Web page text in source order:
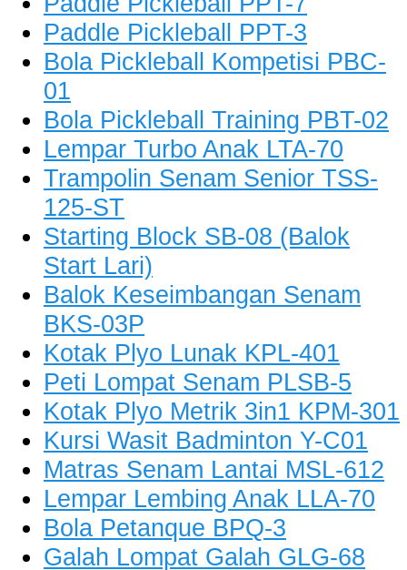
Paddle Pickleball PPT-3
Bola Pickleball Kompetisi PBC-
01
Bola Pickleball Training PBT-02
Lempar Turbo Anak LTA-70
Trampolin Senam Senior TSS-
125-ST
Starting Block SB-08 (Balok
Start Lari)
Balok Keseimbangan Senam
BKS-03P
Kotak Plyo Lunak KPL-401
Peti Lompat Senam PLSB-5
Kotak Plyo Metrik 3in1 KPM-301
Kursi Wasit Badminton Y-C01
Matras Senam Lantai MSL-612
Lempar Lembing Anak LLA-70
Bola Petanque BPQ-3
Galah Lompat Galah GLG-68